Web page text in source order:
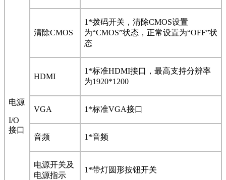
电源
I/O
接口
清除CMOS
1*拨码开关，清除CMOS设置
为“CMOS”状态，正常设置为“OFF”状
态
HDMI
1*标准HDMI接口，最高支持分辨率
为1920*1200
VGA 1*标准VGA接口
音频 1*音频
电源开关及
电源指示
1*带灯圆形按钮开关